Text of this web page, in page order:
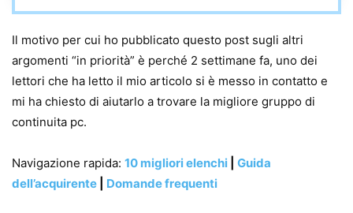
Il motivo per cui ho pubblicato questo post sugli altri
argomenti “in priorità” è perché 2 settimane fa, uno dei
lettori che ha letto il mio articolo si è messo in contatto e
mi ha chiesto di aiutarlo a trovare la migliore gruppo di
continuita pc.
Navigazione rapida: 10 migliori elenchi
Guida
dell’acquirente
Domande frequenti